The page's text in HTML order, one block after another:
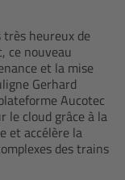
très heureux de
ce nouveau
et la mise
Gerhard
Aucotec
le cloud grâce à la
et accélère la
des trains